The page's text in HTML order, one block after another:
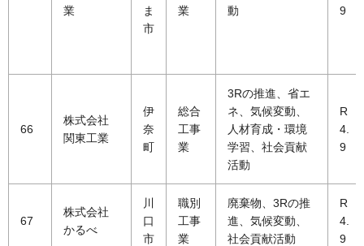
業
ま
市
業
動
9
66
株式会社
関東工業
伊
奈
町
総合
工事
業
3Rの推進、省エ
ネ、気候変動、
人材育成・環境
学習、社会貢献
活動
R
4.
9
67
株式会社
かるべ
川
口
市
職別
工事
業
廃棄物、3Rの推
進、気候変動、
社会貢献活動
R
4.
9